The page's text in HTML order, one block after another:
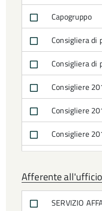
Capogruppo
Consigliera di
Consigliera di
Consigliere
Consigliere
Consigliere
Consigliere in
Dirigente
Afferente all'ufficio
SERVIZIO